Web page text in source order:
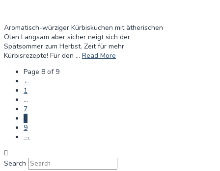
Aromatisch-würziger Kürbiskuchen mit ätherischen
Ölen Langsam aber sicher neigt sich der
Spätsommer zum Herbst. Zeit für mehr
Kürbisrezepte! Für den … Read More
Page 8 of 9
←
1
...
7
8
9
→
Search